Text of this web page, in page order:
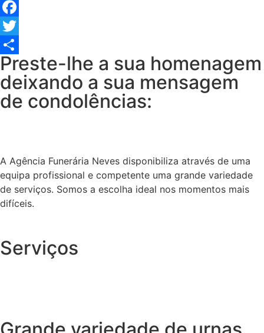
Facebook
Twitter
Share
Preste-lhe a sua homenagem
deixando a sua mensagem
de condolências:
A Agência Funerária Neves disponibiliza através de uma
equipa profissional e competente uma grande variedade
de serviços. Somos a escolha ideal nos momentos mais
difíceis.
Serviços